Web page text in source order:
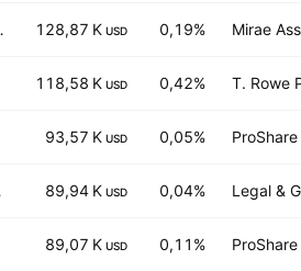
ETF 128,87 K USD 0,19% Mirae
118,58 K USD 0,42% T. Rowe
93,57 K USD 0,05%
ETF 89,94 K USD 0,04% Legal &
89,07 K USD 0,11%